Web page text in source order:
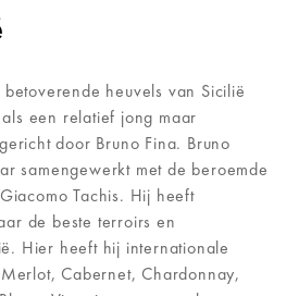
heuvels van Sicilië
een relatief jong maar
door Bruno Fina. Bruno
samengewerkt met de beroemde
Tachis. Hij heeft
de beste terroirs en
Hier heeft hij internationale
Cabernet, Chardonnay,